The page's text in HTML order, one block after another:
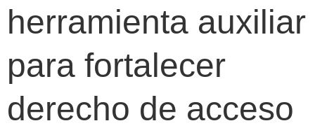
herramienta auxiliar
para fortalecer
derecho de acceso